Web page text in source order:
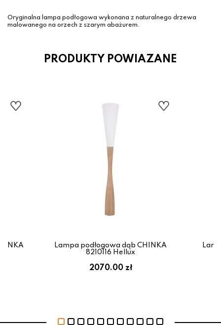
Oryginalna lampa podłogowa wykonana z naturalnego drzewa
malowanego na orzech z szarym abażurem.
PRODUKTY POWIAZANE
Lampa podłogowa dąb CHINKA
8210116 Hellux
2070.00 zł